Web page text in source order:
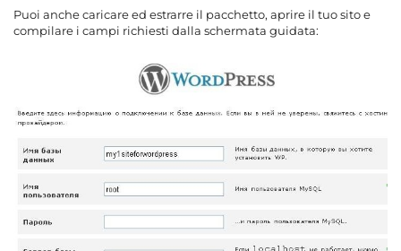
Puoi anche caricare ed estrarre il pacchetto, aprire il tuo sito e
compilare i campi richiesti dalla schermata guidata: